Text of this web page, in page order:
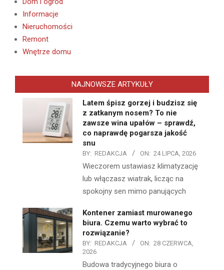
Informacje
Nieruchomości
Remont
Wnętrze domu
NAJNOWSZE ARTYKUŁY
Latem śpisz gorzej i budzisz się
z zatkanym nosem? To nie
zawsze wina upałów – sprawdź,
co naprawdę pogarsza jakość
snu
BY: REDAKCJA ON: 24 LIPCA, 2026
Wieczorem ustawiasz klimatyzację
lub włączasz wiatrak, licząc na
spokojny sen mimo panujących
Kontener zamiast murowanego
biura. Czemu warto wybrać to
rozwiązanie?
BY: REDAKCJA ON: 28 CZERWCA,
2026
Budowa tradycyjnego biura o